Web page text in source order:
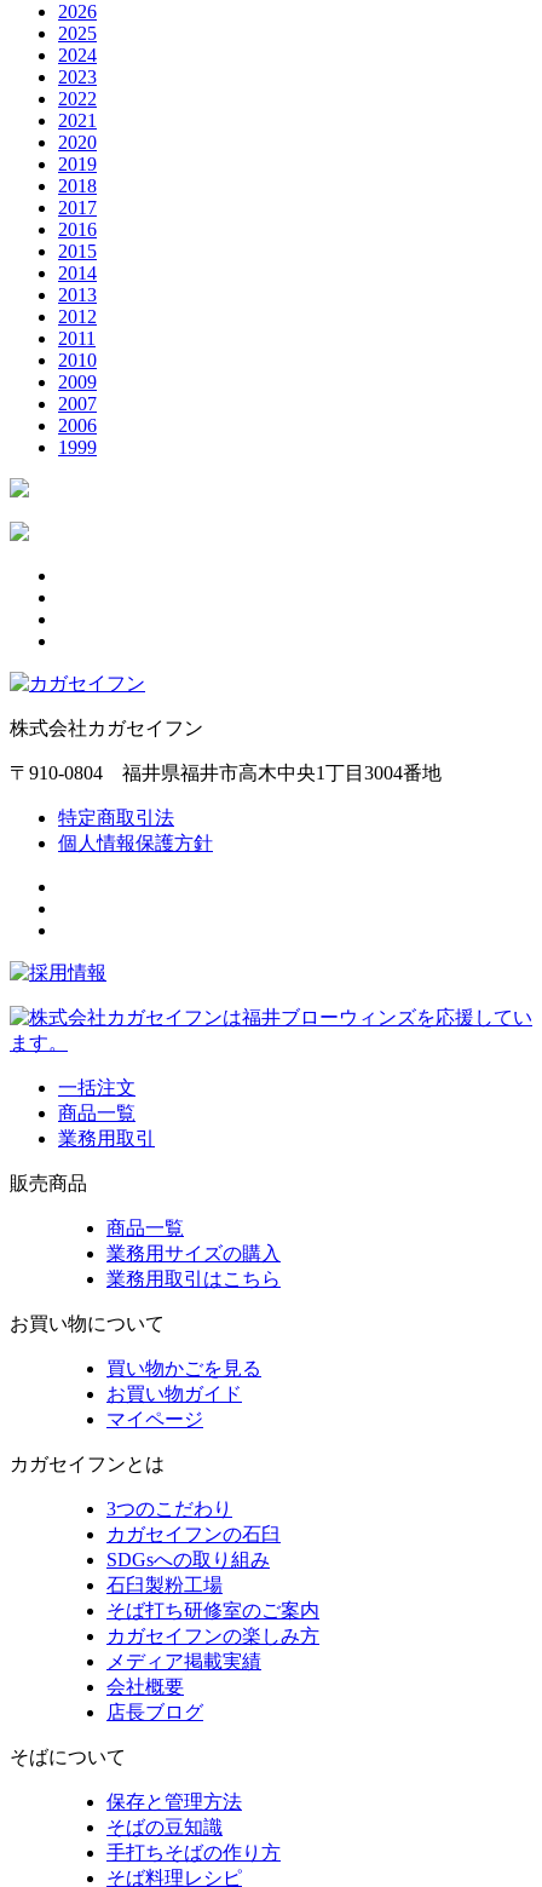
2026
2025
2024
2023
2022
2021
2020
2019
2018
2017
2016
2015
2014
2013
2012
2011
2010
2009
2007
2006
1999
株式会社カガセイフン
〒910-0804 福井県福井市高木中央1丁目3004番地
特定商取引法
個人情報保護方針
一括注文
商品一覧
業務用取引
販売商品
商品一覧
業務用サイズの購入
業務用取引はこちら
お買い物について
買い物かごを見る
お買い物ガイド
マイページ
カガセイフンとは
3つのこだわり
カガセイフンの石臼
SDGsへの取り組み
石臼製粉工場
そば打ち研修室のご案内
カガセイフンの楽しみ方
メディア掲載実績
会社概要
店長ブログ
そばについて
保存と管理方法
そばの豆知識
手打ちそばの作り方
そば料理レシピ